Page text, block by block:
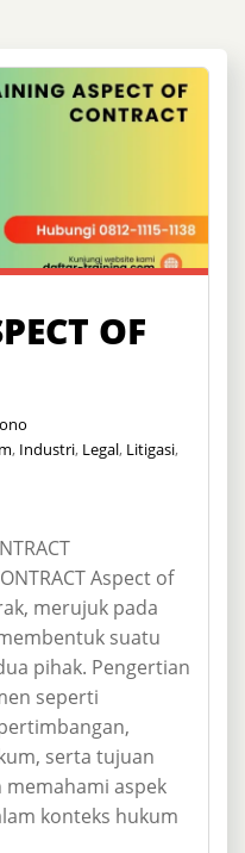
OF
, Industri, Legal, Litigasi,
Aspect of
merujuk pada
suatu
pihak. Pengertian
seperti
serta tujuan
memahami aspek
konteks hukum